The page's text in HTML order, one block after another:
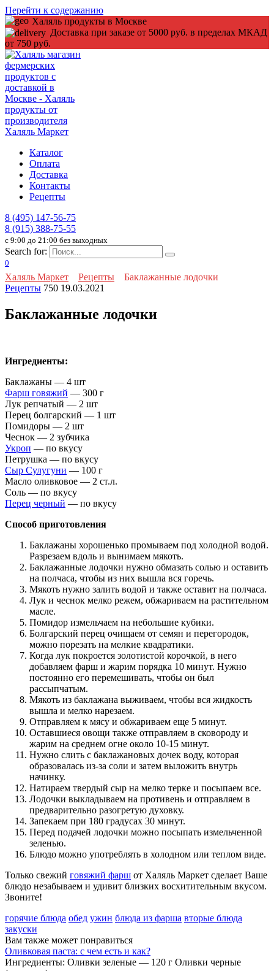
Перейти к содержанию
Халяль продукты в Москве
Доставка при заказе от 5000 руб. в пределах МКАД
от 750 руб.
Каталог
Оплата
Доставка
Контакты
Рецепты
8 (495) 147-56-75
8 (915) 388-75-55
c 9:00 до 21:00 без выходных
Search for:
0
Халяль Маркет Рецепты
Баклажанные лодочки
Рецепты 750 19.03.2021
Баклажанные лодочки
Ингредиенты:
Баклажаны — 4 шт
Фарш говяжий — 300 г
Лук репчатый — 2 шт
Перец болгарский — 1 шт
Помидоры — 2 шт
Чеснок — 2 зубчика
Укроп — по вкусу
Петрушка — по вкусу
Сыр Сулугуни — 100 г
Масло оливковое — 2 ст.л.
Соль — по вкусу
Перец черный — по вкусу
Способ приготовления
Баклажаны хорошенько промываем под холодной водой.
Разрезаем вдоль и вынимаем мякоть.
Баклажанные лодочки нужно обмазать солью и оставить
на полчаса, чтобы из них вышла вся горечь.
Мякоть нужно залить водой и также оставит на полчаса.
Лук и чеснок мелко режем, обжариваем на растительном
масле.
Помидор измельчаем на небольшие кубики.
Болгарский перец очищаем от семян и перегородок,
можно порезать на мелкие квадратики.
Когда лук покроется золотистой корочкой, в него
добавляем фарш и жарим порядка 10 минут. Нужно
постоянно его перемешивать, чтобы он был
рассыпчатым.
Мякоть из баклажана выживаем, чтобы вся жидкость
вышла и мелко нарезаем.
Отправляем к мясу и обжариваем еще 5 минут.
Оставшиеся овощи также отправляем в сковороду и
жарим на среднем огне около 10-15 минут.
Нужно слить с баклажановых дочек воду, которая
образовалась из-за соли и затем выложить внутрь
начинку.
Натираем твердый сыр на мелко терке и посыпаем все.
Лодочки выкладываем на противень и отправляем в
предварительно разогретую духовку.
Запекаем при 180 градусах 30 минут.
Перед подачей лодочки можно посыпать измельченной
зеленью.
Блюдо можно употреблять в холодном или теплом виде.
Только свежий говяжий фарш от Халяль Маркет сделает Ваше
блюдо незабываем и удивит близких восхитительным вкусом.
Звоните!
горячие блюда обед ужин блюда из фарша вторые блюда
закуски
Вам также может понравиться
Оливковая паста: с чем есть и как?
Ингредиенты: Оливки зеленые — 120 г Оливки черные